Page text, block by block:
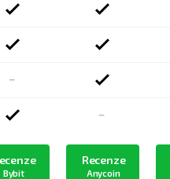
-
-
Bybit
Recenze
Anycoin